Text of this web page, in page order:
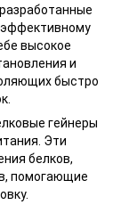
высокое
и
быстро
гейнеры
Эти
белков,
помогающие